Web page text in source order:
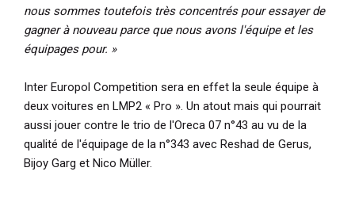
nous sommes toutefois très concentrés pour essayer de
gagner à nouveau parce que nous avons l'équipe et les
équipages pour. »
Inter Europol Competition sera en effet la seule équipe à
deux voitures en LMP2 « Pro ». Un atout mais qui pourrait
aussi jouer contre le trio de l'Oreca 07 n°43 au vu de la
qualité de l'équipage de la n°343 avec Reshad de Gerus,
Bijoy Garg et Nico Müller.